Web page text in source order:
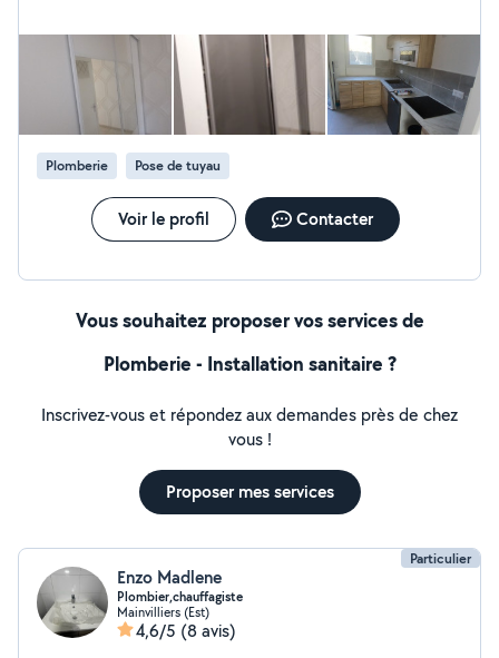
Plomberie Pose de tuyau
Voir le profil Contacter
Vous souhaitez proposer vos services de
Plomberie - Installation sanitaire ?
Inscrivez-vous et répondez aux demandes près de chez
vous !
Proposer mes services
Particulier
Enzo Madlene
Plombier,chauffagiste
Mainvilliers (Est)
4,6/5 (8 avis)